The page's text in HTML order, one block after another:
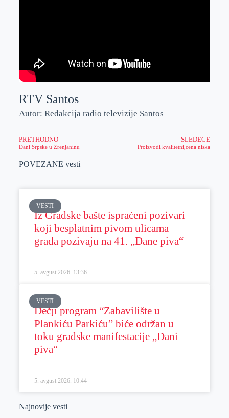
RTV Santos
Autor: Redakcija radio televizije Santos
PRETHODNO
Dani Srpske u Zrenjaninu
SLEDEĆE
Proizvodi kvalitetni,cena niska
POVEZANE vesti
VESTI
Iz Gradske bašte ispraćeni pozivari
koji besplatnim pivom ulicama
grada pozivaju na 41. „Dane piva“
5. avgust 2026. 13:36
VESTI
Dečji program “Zabavilište u
Plankiću Parkiću” biće održan u
toku gradske manifestacije „Dani
piva“
5. avgust 2026. 10:44
Najnovije vesti